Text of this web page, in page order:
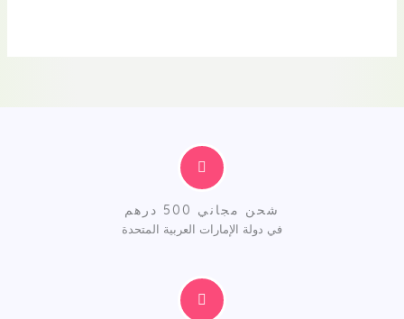
شحن مجاني 500 درهم
في دولة الإمارات العربية المتحدة